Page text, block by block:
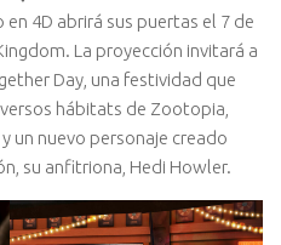
4D abrirá sus puertas el 7 de
La proyección invitará a
Day, una festividad que
hábitats de Zootopia,
un nuevo personaje creado
su anfitriona, Hedi Howler.